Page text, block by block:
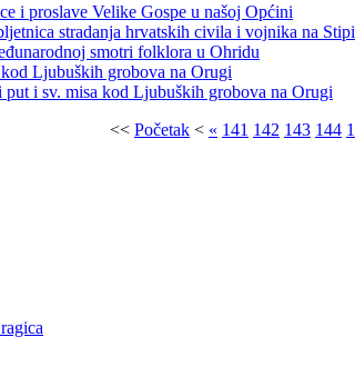
i proslave Velike Gospe u našoj Općini
stradanja hrvatskih civila i vojnika na
smotri folklora u Ohridu
Ljubuških grobova na Orugi
i sv. misa kod Ljubuških grobova na Orugi
<< Početak < « 141 142 143 144